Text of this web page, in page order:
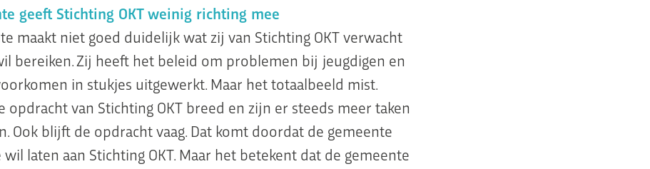
geeft Stichting OKT weinig richting mee
maakt niet goed duidelijk wat zij van Stichting OKT verwacht
bereiken. Zij heeft het beleid om problemen bij jeugdigen en
in stukjes uitgewerkt. Maar het totaalbeeld mist.
opdracht van Stichting OKT breed en zijn er steeds meer taken
Ook blijft de opdracht vaag. Dat komt doordat de gemeente
laten aan Stichting OKT. Maar het betekent dat de gemeente